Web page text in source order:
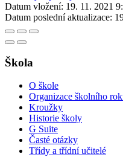
Datum vložení: 19. 11. 2021
Datum poslední aktualizace:
Škola
O škole
Organizace školního
Kroužky
Historie školy
G Suite
Časté otázky
Třídy a třídní učitelé